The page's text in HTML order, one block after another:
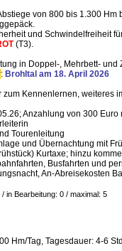
von 800 bis 1.300 Hm
und Schwindelfreiheit
(T3).
in Doppel-, Mehrbett- und
: Brohltal am 18. April 2026
zum Kennenlernen, weiteres
Anzahlung von 300 Euro
Tourenleitung
und Übernachtung mit
Kurtaxe; hinzu
Busfahrten und
An-Abreisekosten
in Bearbeitung: 0 / maximal: 5
Hm/Tag, Tagesdauer: 4-6